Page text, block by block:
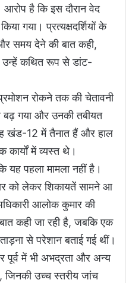
आरोप है कि इस दौरान वेद
गया। प्रत्यक्षदर्शियों के
समय देने की बात कही,
उन्हें कथित रूप से डांट-
रोकने तक की चेतावनी
बढ़ गया और उनकी तबीयत
खंड-12 में तैनात हैं और हाल
कार्यों में व्यस्त थे।
यह पहला मामला नहीं है।
को लेकर शिकायतें सामने आ
आलोक कुमार की
कही जा रही है, जबकि एक
से परेशान बताई गई थीं।
पूर्व में भी अभद्रता और अन्य
उच्च स्तरीय जांच